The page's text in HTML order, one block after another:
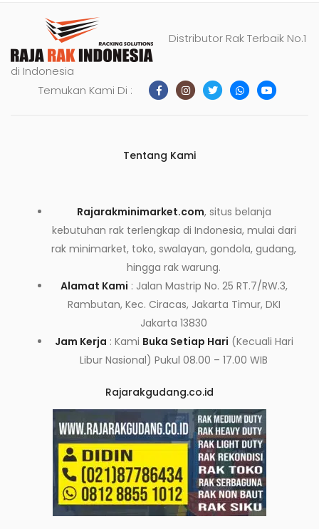
Distributor Rak Terbaik No.1
di Indonesia
Temukan Kami Di :
Tentang Kami
Rajarakminimarket.com, situs belanja
kebutuhan rak terlengkap di Indonesia, mulai dari
rak minimarket, toko, swalayan, gondola, gudang,
hingga rak warung.
Alamat Kami : Jalan Mastrip No. 25 RT.7/RW.3,
Rambutan, Kec. Ciracas, Jakarta Timur, DKI
Jakarta 13830
Jam Kerja : Kami Buka Setiap Hari (Kecuali Hari
Libur Nasional) Pukul 08.00 – 17.00 WIB
Rajarakgudang.co.id